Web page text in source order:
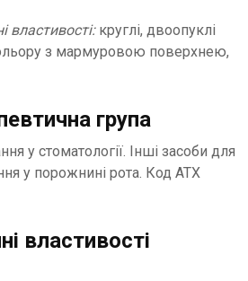
властивості:круглі, двоопуклі
з мармуровою поверхнею,
група
у стоматології. Інші засоби для
у порожнині рота. Код АТХ
властивості